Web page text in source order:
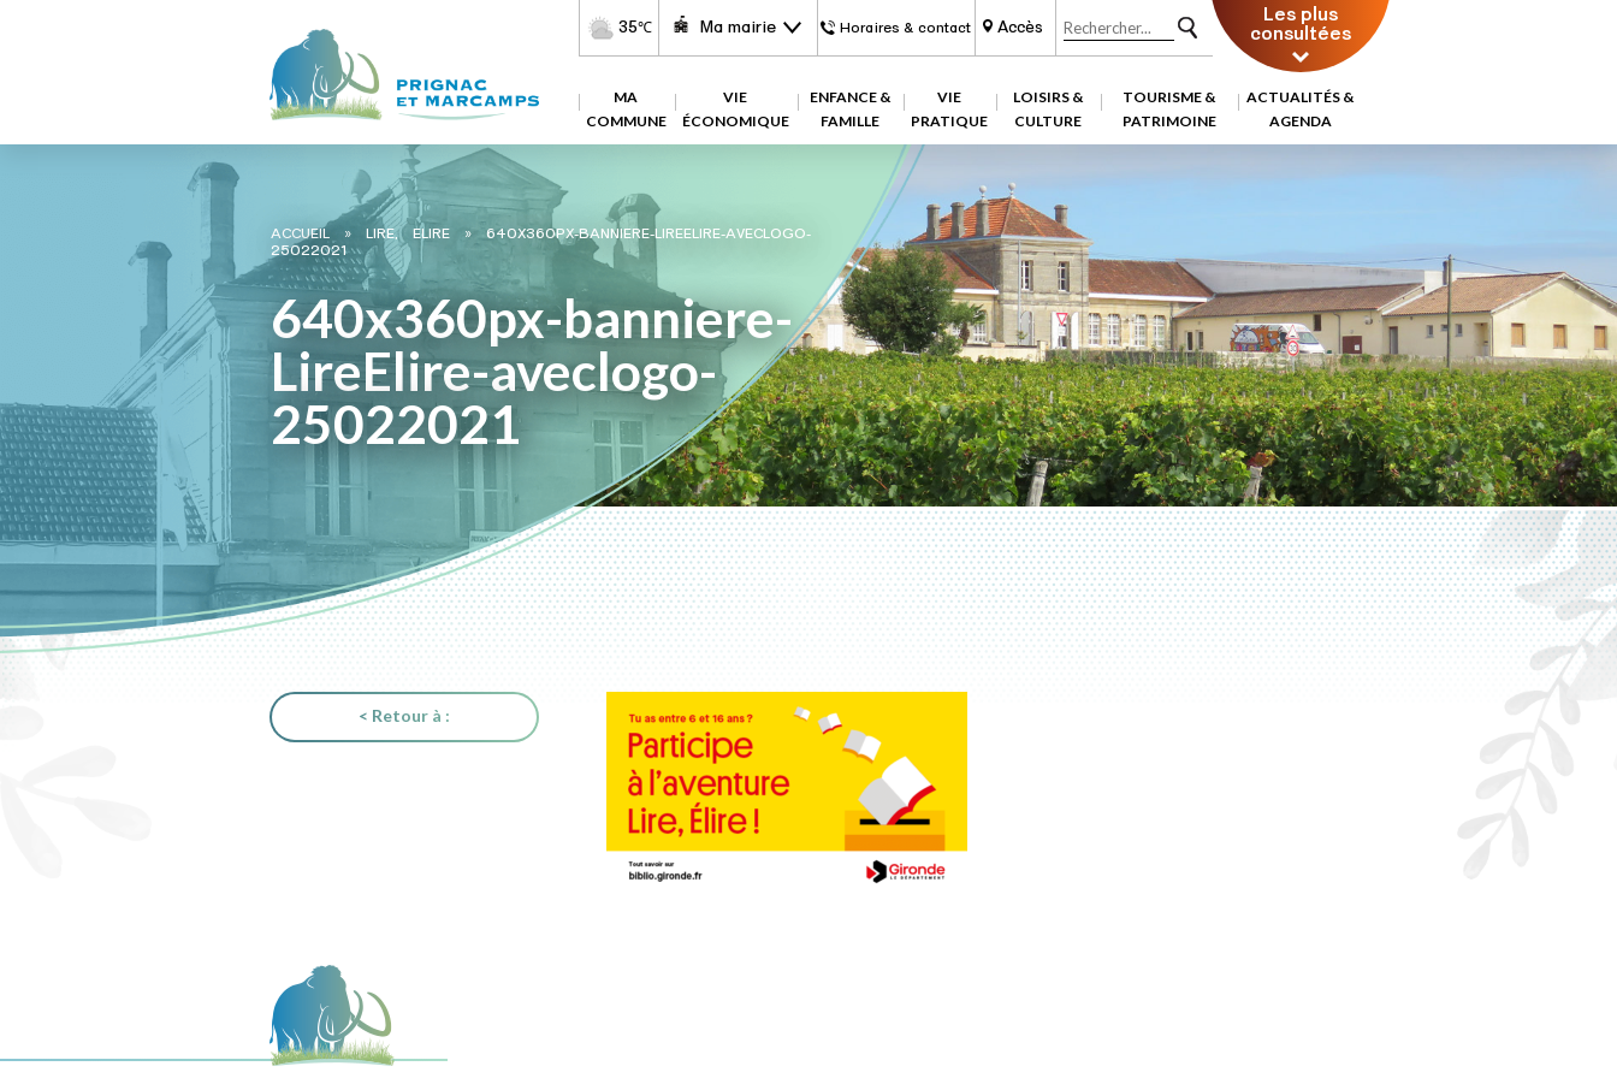
35℃ Ma mairie Horaires & contact Accès Les plus
consultées
MA
COMMUNE
VIE
ÉCONOMIQUE
ENFANCE &
FAMILLE
VIE
PRATIQUE
LOISIRS &
CULTURE
TOURISME &
PATRIMOINE
ACTUALITÉS &
AGENDA
ACCUEIL» LIRE, ELIRE »640X360PX-BANNIERE-LIREELIRE-AVECLOGO-
25022021
640x360px-banniere-
LireElire-aveclogo-
25022021
< Retour à :